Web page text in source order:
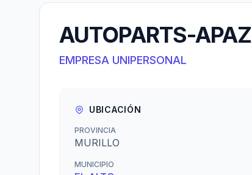
AUTOPARTS-
EMPRESA UNIPERSONAL
UBICACIÓN
PROVINCIA
MURILLO
MUNICIPIO